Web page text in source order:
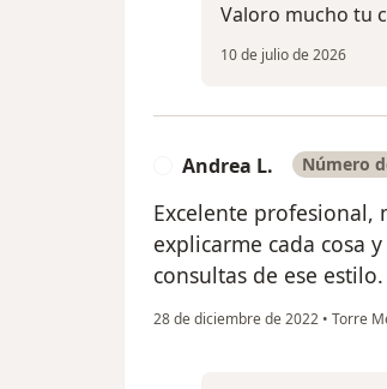
Valoro mucho tu
10 de julio de 2026
Andrea L. Número
Excelente profesional,
explicarme cada cosa
consultas de ese estilo.
28 de diciembre de 2022 • Torre